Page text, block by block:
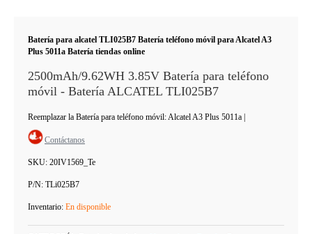
Batería para alcatel TLI025B7 Batería teléfono móvil para Alcatel A3
Plus 5011a Batería tiendas online
2500mAh/9.62WH 3.85V Batería para teléfono
móvil - Batería ALCATEL TLI025B7
Reemplazar la Batería para teléfono móvil: Alcatel A3 Plus 5011a
Contáctanos
SKU: 20IV1569_Te
P/N: TLi025B7
Inventario: En disponible